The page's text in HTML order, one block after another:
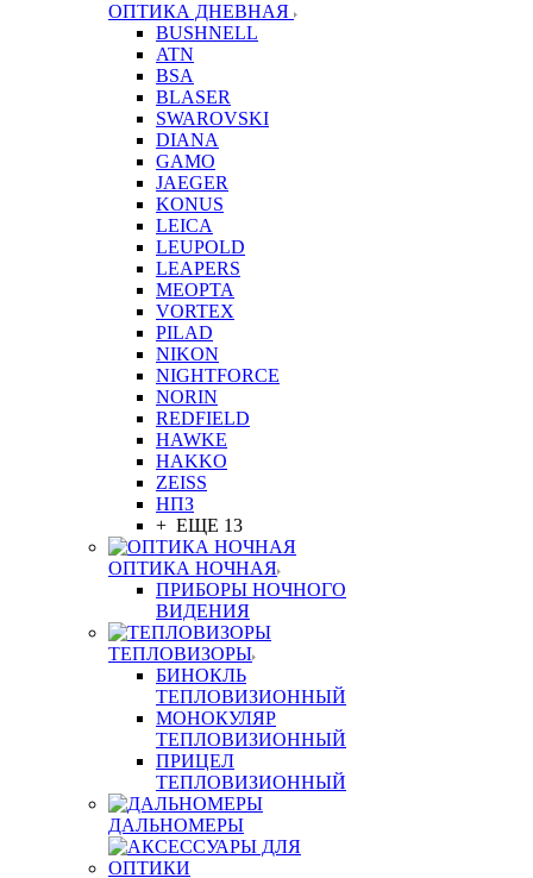
ОПТИКА ДНЕВНАЯ
BUSHNELL
ATN
BSA
BLASER
SWAROVSKI
DIANA
GAMO
JAEGER
KONUS
LEICA
LEUPOLD
LEAPERS
MEOPTA
VORTEX
PILAD
NIKON
NIGHTFORCE
NORIN
REDFIELD
HAWKE
HAKKO
ZEISS
НПЗ
+ ЕЩЕ 13
ОПТИКА НОЧНАЯ
ПРИБОРЫ НОЧНОГО
ВИДЕНИЯ
ТЕПЛОВИЗОРЫ
БИНОКЛЬ
ТЕПЛОВИЗИОННЫЙ
МОНОКУЛЯР
ТЕПЛОВИЗИОННЫЙ
ПРИЦЕЛ
ТЕПЛОВИЗИОННЫЙ
ДАЛЬНОМЕРЫ